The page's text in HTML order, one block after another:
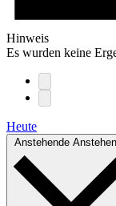
Hinweis
Es wurden keine
Heute
Anstehende